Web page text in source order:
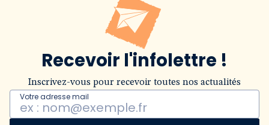
Recevoir l'infolettre !
Inscrivez-vous pour recevoir toutes nos actualités
Votre adresse mail